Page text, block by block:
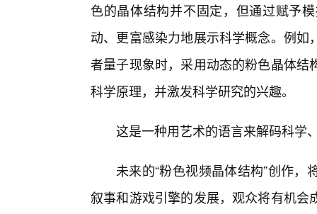
色的晶体结构并不固定，但通过赋予
动、更富感染力地展示科学概念。例
者量子现象时，采用动态的粉色晶体
科学原理，并激发科学研究的兴趣。
这是一种用艺术的语言来解码科学
未来的“粉色视频晶体结构”创作
叙事和游戏引擎的发展，观众将有机